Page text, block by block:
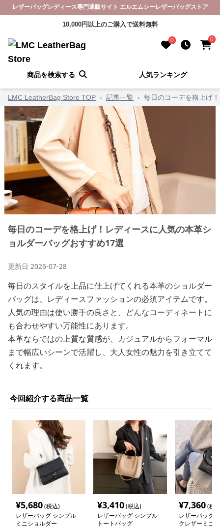
レザーバッグレディース専門通販サイト エルエムシーレザーバッグストア
10,000円以上のご購入で送料無料
0 0
商品を検索する 人気ランキング
LMC LeatherBag Store TOP › 記事一覧 › 毎日のコーデを格上げ
毎日のコーデを格上げ！レディースに人気の本革シ
ョルダーバッグおすすめ17選
更新日 2026-07-28
毎日のスタイルを上品に仕上げてくれる本革のショルダー
バッグは、レディースファッションの必須アイテムです。
人気の理由は使い勝手の良さと、どんなコーディネートに
も合わせやすい万能性にあります。
本革ならではの上質な質感が、カジュアルからフォーマル
まで幅広いシーンで活躍し、大人女性の魅力を引き立てて
くれます。
今回紹介する商品一覧
¥5,680(税込)
レザーバッグ シンプル
ミニショルダー
¥3,410(税込)
レザーバッグ シンプル
トートバッグ
¥7,360(税
レザーバッグ
クレザーミニ